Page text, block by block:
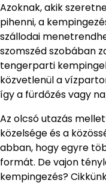
Azoknak, akik
pihenni, a
szállodai
szomszéd szobában
tengerparti
közvetlenül a
így a fürdőzés vagy
Az olcsó utazás
közelsége és a
abban, hogy egyre
formát. De vajon
kempingezés?